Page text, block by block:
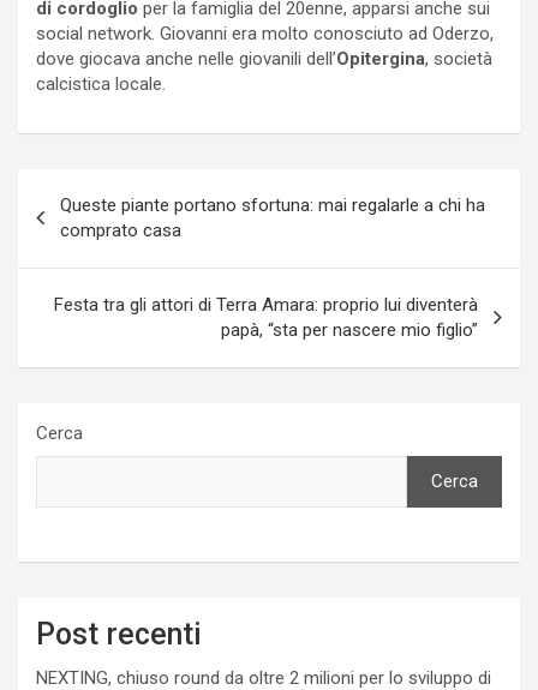
di cordoglio per la famiglia del 20enne, apparsi anche sui
social network. Giovanni era molto conosciuto ad Oderzo,
dove giocava anche nelle giovanili dell’Opitergina, società
calcistica locale.
articoli
Queste piante portano sfortuna: mai regalarle a chi ha
comprato casa
Festa tra gli attori di Terra Amara: proprio lui diventerà
papà, “sta per nascere mio figlio”
Cerca
Cerca
Post recenti
NEXTING, chiuso round da oltre 2 milioni per lo sviluppo di